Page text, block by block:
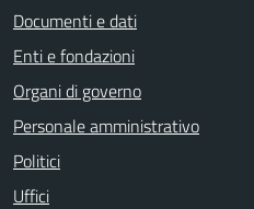
Documenti e dati
Enti e fondazioni
Organi di governo
Personale amministrativo
Politici
Uffici